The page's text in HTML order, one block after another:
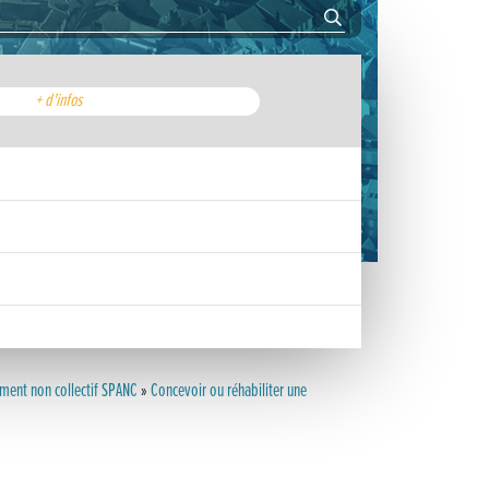
+ d'infos
non collectif SPANC»Concevoir ou réhabiliter une